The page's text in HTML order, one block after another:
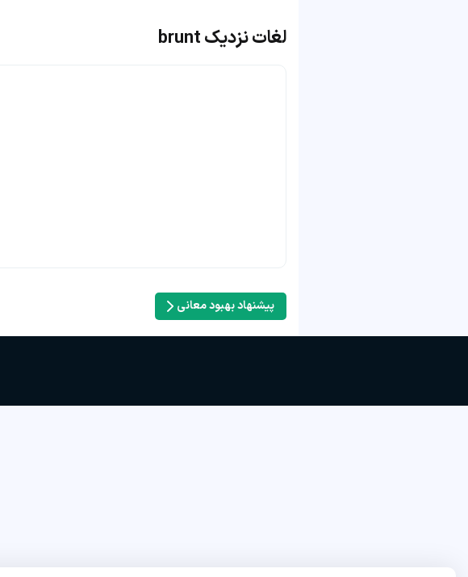
لغات نزدیک brunt
پیشنهاد بهبود معانی